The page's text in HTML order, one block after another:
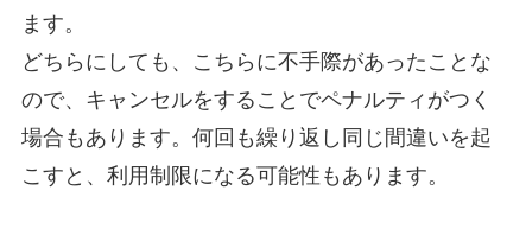
ます。
どちらにしても、こちらに不手際があったことな
ので、キャンセルをすることでペナルティがつく
場合もあります。何回も繰り返し同じ間違いを起
こすと、利用制限になる可能性もあります。